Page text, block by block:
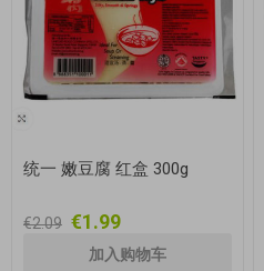
统一 嫩豆腐 红盒 300g
€2.09 €1.99